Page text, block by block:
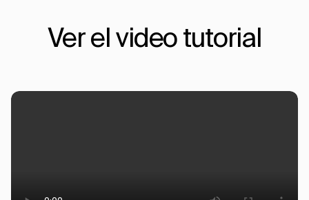
Ver el video tutorial